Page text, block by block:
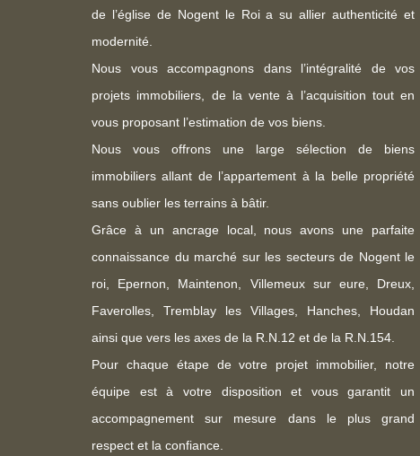
de l’église de Nogent le Roi a su allier authenticité et
modernité.
Nous vous accompagnons dans l’intégralité de vos
projets immobiliers, de la vente à l’acquisition tout en
vous proposant l’estimation de vos biens.
Nous vous offrons une large sélection de biens
immobiliers allant de l’appartement à la belle propriété
sans oublier les terrains à bâtir.
Grâce à un ancrage local, nous avons une parfaite
connaissance du marché sur les secteurs de Nogent le
roi, Epernon, Maintenon, Villemeux sur eure, Dreux,
Faverolles, Tremblay les Villages, Hanches, Houdan
ainsi que vers les axes de la R.N.12 et de la R.N.154.
Pour chaque étape de votre projet immobilier, notre
équipe est à votre disposition et vous garantit un
accompagnement sur mesure dans le plus grand
respect et la confiance.